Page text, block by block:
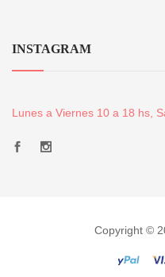
INSTAGRAM
Lunes a Viernes 10 a 18 hs,
Copyright ©